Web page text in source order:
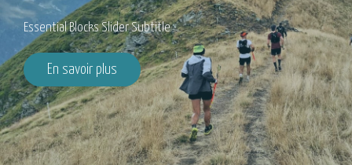
Essential Blocks Slider Subtitle
En savoir plus